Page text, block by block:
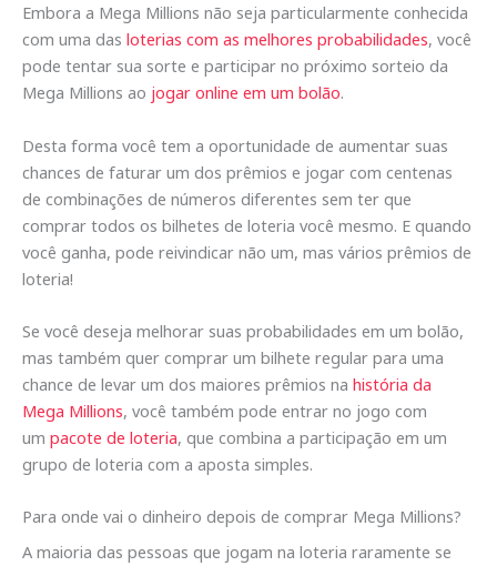
Embora a Mega Millions não seja particularmente conhecida
com uma das loterias com as melhores probabilidades, você
pode tentar sua sorte e participar no próximo sorteio da
Mega Millions ao jogar online em um bolão.
Desta forma você tem a oportunidade de aumentar suas
chances de faturar um dos prêmios e jogar com centenas
de combinações de números diferentes sem ter que
comprar todos os bilhetes de loteria você mesmo. E quando
você ganha, pode reivindicar não um, mas vários prêmios de
loteria!
Se você deseja melhorar suas probabilidades em um bolão,
mas também quer comprar um bilhete regular para uma
chance de levar um dos maiores prêmios na história da
Mega Millions, você também pode entrar no jogo com
um pacote de loteria, que combina a participação em um
grupo de loteria com a aposta simples.
Para onde vai o dinheiro depois de comprar Mega Millions?
A maioria das pessoas que jogam na loteria raramente se